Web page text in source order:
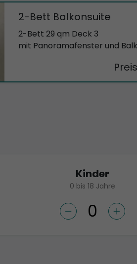
2-Bett Balkonsuite
2-Bett 29 qm Deck 3
mit Panoramafenster und
Kinder
0 bis 18 Jahre